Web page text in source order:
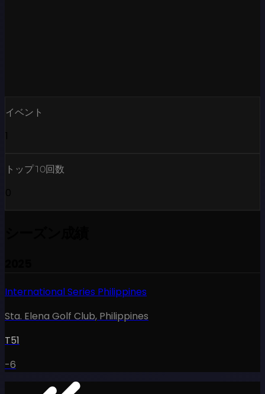
イベント
トップ10回数
International Series Philippines
Sta. Elena Golf Club, Philippines
T51
-6